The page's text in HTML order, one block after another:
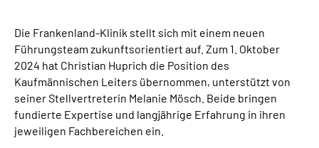
Suche
Mein Kundenportal
Die Frankenland-Klinik stellt sich mit einem neuen
Führungsteam zukunftsorientiert auf. Zum 1. Oktober
2024 hat Christian Huprich die Position des
Kaufmännischen Leiters übernommen, unterstützt von
seiner Stellvertreterin Melanie Mösch. Beide bringen
fundierte Expertise und langjährige Erfahrung in ihren
jeweiligen Fachbereichen ein.